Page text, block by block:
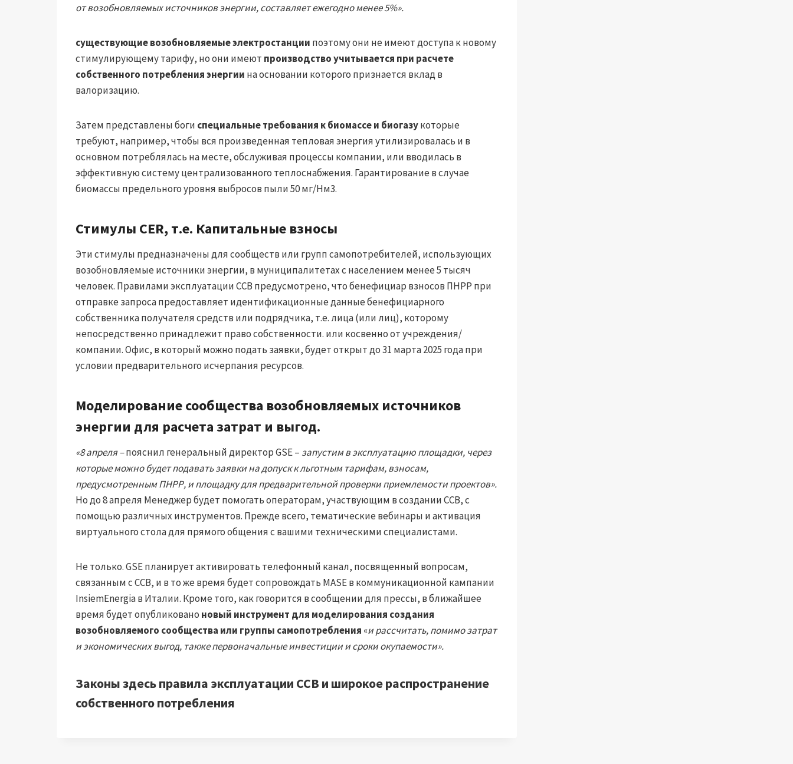
от возобновляемых источников энергии, составляет ежегодно менее 5%».
существующие возобновляемые электростанции поэтому они не имеют доступа к новому
стимулирующему тарифу, но они имеют производство учитывается при расчете
собственного потребления энергии на основании которого признается вклад в
валоризацию.
Затем представлены боги специальные требования к биомассе и биогазукоторые
требуют, например, чтобы вся произведенная тепловая энергия утилизировалась и в
основном потреблялась на месте, обслуживая процессы компании, или вводилась в
эффективную систему централизованного теплоснабжения. Гарантирование в случае
биомассы предельного уровня выбросов пыли 50 мг/Нм3.
Стимулы CER, т.е. Капитальные взносы
Эти стимулы предназначены для сообществ или групп самопотребителей, использующих
возобновляемые источники энергии, в муниципалитетах с населением менее 5 тысяч
человек. Правилами эксплуатации ССВ предусмотрено, что бенефициар взносов ПНРР при
отправке запроса предоставляет идентификационные данные бенефициарного
собственника получателя средств или подрядчика, т.е. лица (или лиц), которому
непосредственно принадлежит право собственности. или косвенно от учреждения/
компании. Офис, в который можно подать заявки, будет открыт до 31 марта 2025 года при
условии предварительного исчерпания ресурсов.
Моделирование сообщества возобновляемых источников
энергии для расчета затрат и выгод.
«8 апреля –пояснил генеральный директор GSE – запустим в эксплуатацию площадки, через
которые можно будет подавать заявки на допуск к льготным тарифам, взносам,
предусмотренным ПНРР, и площадку для предварительной проверки приемлемости проектов».
Но до 8 апреля Менеджер будет помогать операторам, участвующим в создании ССВ, с
помощью различных инструментов. Прежде всего, тематические вебинары и активация
виртуального стола для прямого общения с вашими техническими специалистами.
Не только. GSE планирует активировать телефонный канал, посвященный вопросам,
связанным с ССВ, и в то же время будет сопровождать MASE в коммуникационной кампании
InsiemEnergia в Италии. Кроме того, как говорится в сообщении для прессы, в ближайшее
время будет опубликовано новый инструмент для моделирования создания
возобновляемого сообщества или группы самопотребления «и рассчитать, помимо затрат
и экономических выгод, также первоначальные инвестиции и сроки окупаемости».
Законыздесьправила эксплуатации ССВ и широкое распространение
собственного потребления